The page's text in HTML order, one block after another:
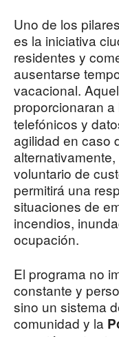
Uno de los
es la iniciativa
residentes y
ausentarse
vacacional.
proporcionaran a
telefónicos y
agilidad en caso
voluntario de
permitirá una
situaciones de
incendios,
ocupación.
El programa no
constante y
sino un sistema
comunidad y la